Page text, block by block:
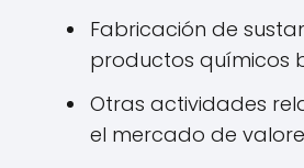
Fabricación de
productos químicos
Otras actividades
el mercado de